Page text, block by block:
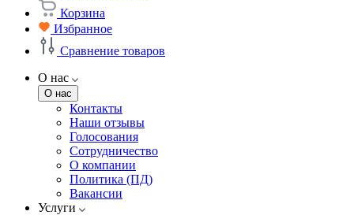
Корзина
Избранное
Сравнение товаров
О нас
О нас
Контакты
Наши отзывы
Голосования
Сотрудничество
О компании
Политика (ПД)
Вакансии
Услуги